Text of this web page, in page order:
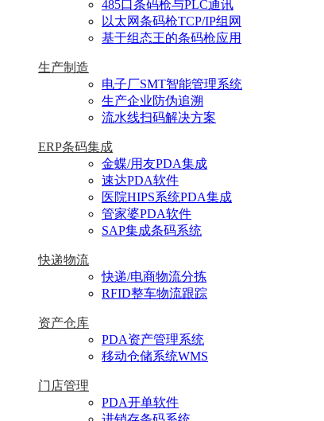
485口条码枪与PLC通讯
以太网条码枪TCP/IP组网
基于组态王的条码枪应用
生产制造
电子厂SMT智能管理系统
生产企业防伪追溯
流水线扫码解决方案
ERP条码集成
金蝶/用友PDA集成
速达PDA软件
医院HIPS系统PDA集成
管家婆PDA软件
SAP集成条码系统
快递物流
快递/电商物流分拣
RFID整车物流跟踪
资产仓库
PDA资产管理系统
移动仓储系统WMS
门店管理
PDA开单软件